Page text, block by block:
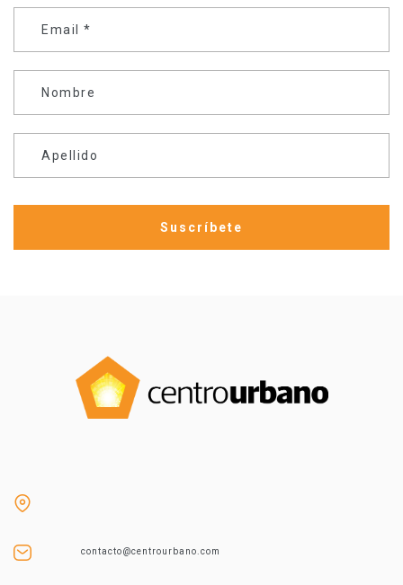
Email *
Nombre
Apellido
contacto@centrourbano.com